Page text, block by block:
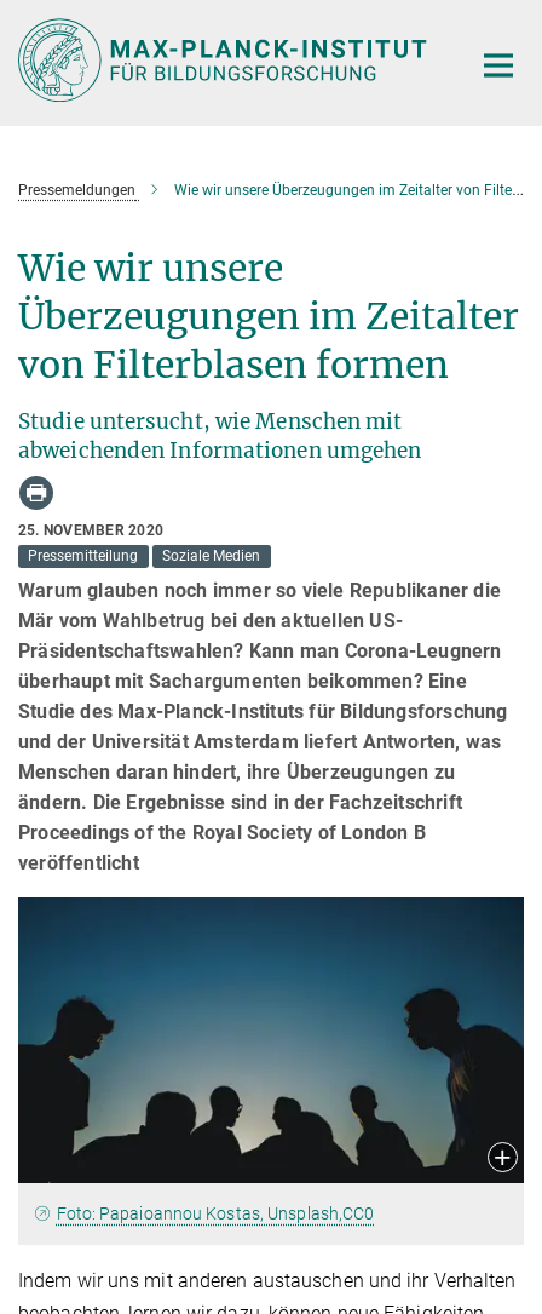
Hauptinhalt
Pressemeldungen Wie wir unsere Überzeugungen im Zeitalter von Filterblasen formen
Wie wir unsere
Überzeugungen im Zeitalter
von Filterblasen formen
Studie untersucht, wie Menschen mit
abweichenden Informationen umgehen
25. NOVEMBER 2020
Pressemitteilung
Soziale Medien
Warum glauben noch immer so viele Republikaner die
Mär vom Wahlbetrug bei den aktuellen US-
Präsidentschaftswahlen? Kann man Corona-Leugnern
überhaupt mit Sachargumenten beikommen? Eine
Studie des Max-Planck-Instituts für Bildungsforschung
und der Universität Amsterdam liefert Antworten, was
Menschen daran hindert, ihre Überzeugungen zu
ändern. Die Ergebnisse sind in der Fachzeitschrift
Proceedings of the Royal Society of London B
veröffentlicht
Foto: Papaioannou Kostas, Unsplash,CC0
Indem wir uns mit anderen austauschen und ihr Verhalten